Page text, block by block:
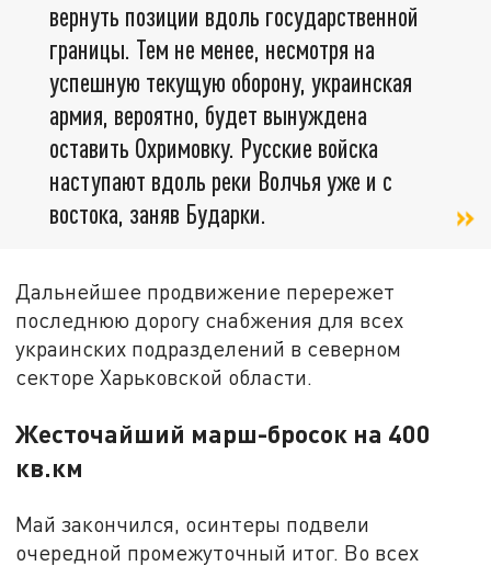
вернуть позиции вдоль государственной
границы. Тем не менее, несмотря на
успешную текущую оборону, украинская
армия, вероятно, будет вынуждена
оставить Охримовку. Русские войска
наступают вдоль реки Волчья уже и с
востока, заняв Бударки.
Дальнейшее продвижение перережет
последнюю дорогу снабжения для всех
украинских подразделений в северном
секторе Харьковской области.
Жесточайший марш-бросок на 400
кв.км
Май закончился, осинтеры подвели
очередной промежуточный итог. Во всех